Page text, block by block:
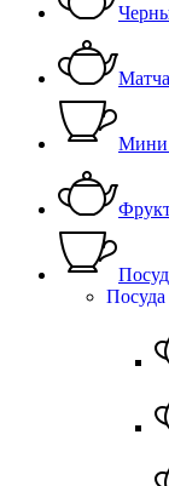
Матча
Мини
Посуда